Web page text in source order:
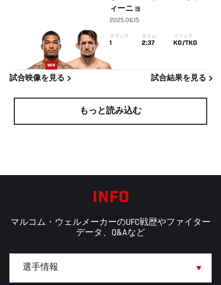
WIN
ィーニョ
2025.06.15
ラウンド
1
タイム
2:37
メソッド
KO/TKO
試合映像を見る 試合結果を見る
もっと読み込む
INFO
マルコム・ウェルメーカーのUFC戦歴やファイター
データ、Q&Aなど